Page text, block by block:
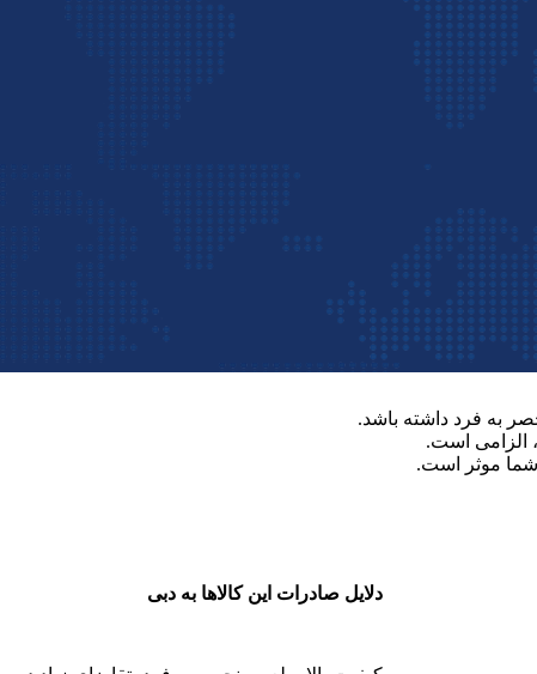
شود و کالا به سمت مقصد ارسال گردد.
بادقت جدیدترین قوانین گمرکی در امارات را
توجه کرد:
به فرد داشته باشد.
الزامی است.
شما موثر است.
دلایل صادرات این کالاها به دبی